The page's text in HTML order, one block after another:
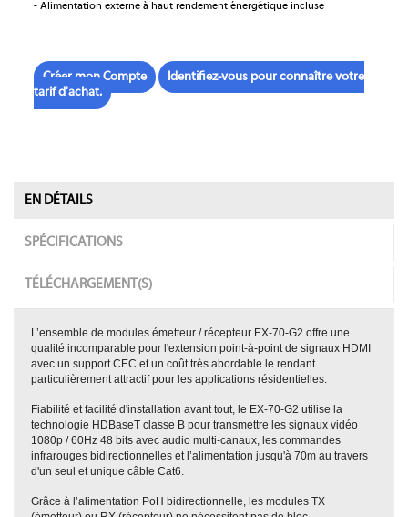
- Alimentation externe à haut rendement énergétique incluse
Créer mon Compte
Identifiez-vous pour connaître votre
tarif d'achat.
EN DÉTAILS
SPÉCIFICATIONS
TÉLÉCHARGEMENT(S)
L’ensemble de modules émetteur / récepteur EX-70-G2 offre une
qualité incomparable pour l'extension point-à-point de signaux HDMI
avec un support CEC et un coût très abordable le rendant
particulièrement attractif pour les applications résidentielles.
Fiabilité et facilité d'installation avant tout, le EX-70-G2 utilise la
technologie HDBaseT classe B pour transmettre les signaux vidéo
1080p / 60Hz 48 bits avec audio multi-canaux, les commandes
infrarouges bidirectionnelles et l’alimentation jusqu'à 70m au travers
d'un seul et unique câble Cat6.
Grâce à l’alimentation PoH bidirectionnelle, les modules TX